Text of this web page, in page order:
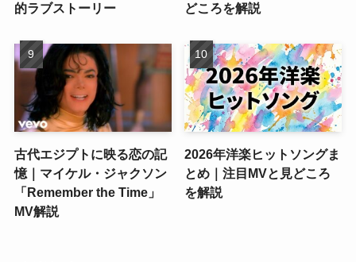
的ラブストーリー
どころを解説
古代エジプトに映る恋の記
憶｜マイケル・ジャクソン
「Remember the Time」
MV解説
2026年洋楽ヒットソングま
とめ｜注目MVと見どころ
を解説